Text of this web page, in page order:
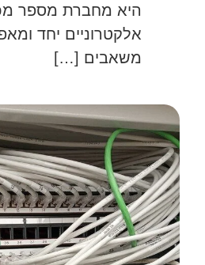
היא מחברת מספר
אלקטרוניים יחד
משאבים […]